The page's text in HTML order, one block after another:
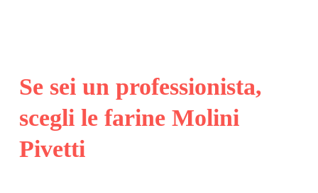
Se sei un professionista,
scegli le farine Molini
Pivetti